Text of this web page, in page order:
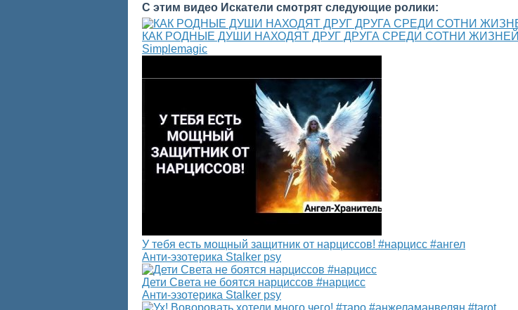
С этим видео Искатели смотрят следующие ролики:
КАК РОДНЫЕ ДУШИ НАХОДЯТ ДРУГ ДРУГА СРЕДИ СОТНИ ЖИЗНЕЙ
Simplemagiс
У тебя есть мощный защитник от нарциссов! #нарцисс #ангел
Анти-эзотерика Stalker psy
Дети Света не боятся нарциссов #нарцисс
Анти-эзотерика Stalker psy